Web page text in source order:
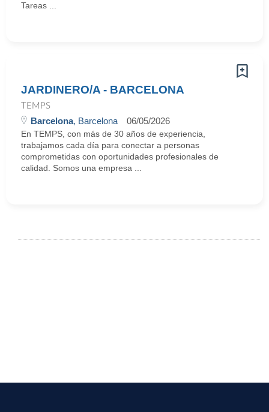
Tareas ...
JARDINERO/A - BARCELONA
TEMPS
Barcelona, Barcelona 06/05/2026
En TEMPS, con más de 30 años de experiencia,
trabajamos cada día para conectar a personas
comprometidas con oportunidades profesionales de
calidad. Somos una empresa ...